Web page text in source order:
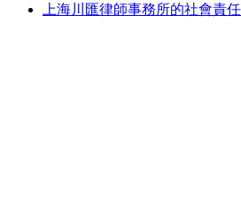
上海川匯律師事務所的社會責